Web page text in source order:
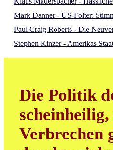
Mark Danner - US-Folter:
Paul Craig Roberts - Die
Stephen Kinzer - Amerikas
Die Politik
Verbrechen